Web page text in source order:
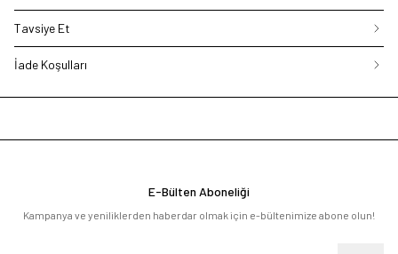
Tavsiye Et
İade Koşulları
E-Bülten Aboneliği
Kampanya ve yeniliklerden haberdar olmak için e-bültenimize abone olun!